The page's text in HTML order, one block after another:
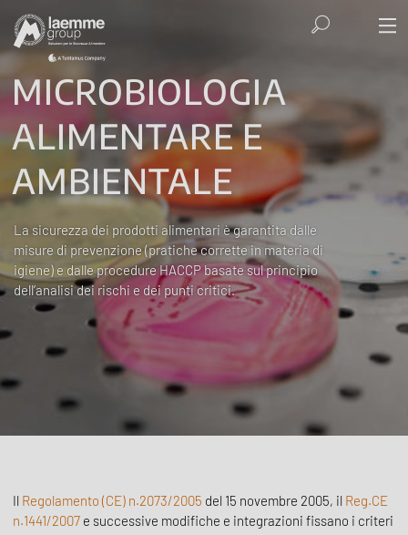
MICROBIOLOGIA
ALIMENTARE E
AMBIENTALE
La sicurezza dei prodotti alimentari è garantita dalle
misure di prevenzione (pratiche corrette in materia di
igiene) e dalle procedure HACCP basate sul principio
dell’analisi dei rischi e dei punti critici.
Il Regolamento (CE) n.2073/2005 del 15 novembre 2005, il Reg.CE
n.1441/2007e successive modifiche e integrazioni fissano i criteri